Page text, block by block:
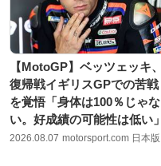
【MotoGP】ベッツェッキ、
復帰戦イギリスGPでの苦戦
を覚悟「身体は100％じゃな
い。好成績の可能性は低い」
2026.08.07 motorsport.com 日本版